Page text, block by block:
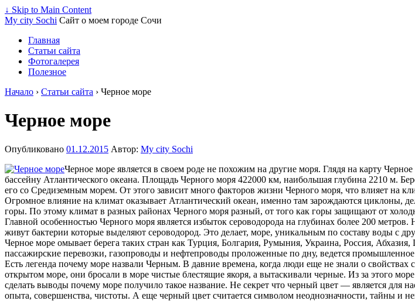
↓ Skip to Main Content
My city Sochi Сайт о моем городе Сочи
Главная
Статьи сайта
Фотогалерея
Полезное
Начало › Статьи сайта › Черное море
Черное море
Опубликовано 01.12.2015 Автор: My city Sochi
Черное море является в своем роде не похожим на другие моря. Глядя на карту
бассейну Атлантического океана. Площадь Черного моря 422000 км, наибольшая глубина 2210 м.
его со Средиземным морем. От этого зависит много факторов жизни Черного моря, что влияет на
Огромное влияние на климат оказывает Атлантический океан, именно там зарождаются
горы. По этому климат в разных районах Черного моря разный, от того как горы защищают от
Главной особенностью Черного моря является избыток сероводорода на глубинах более 200
живут бактерии которые выделяют сероводород. Это делает, море, уникальным по составу воды с
Черное море омывает берега таких стран как Турция, Болгария, Румыния, Украина, Россия,
пассажирские перевозки, газопроводы и нефтепроводы проложенные по дну, ведется
Есть легенда почему море назвали Черным. В давние времена, когда люди еще не знали о свойствах
открытом море, они бросали в море чистые блестящие якоря, а вытаскивали черные. Из за этого
сделать выводы почему море получило такое название. Не секрет что черный цвет — является для
опыта, совершенства, чистоты. А еще черный цвет считается символом неоднозначности, тайны и